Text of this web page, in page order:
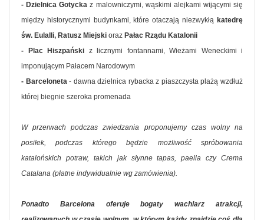
- Dzielnica Gotyckaz malowniczymi, wąskimi alejkami wijącymi się
między historycznymi budynkami, które otaczają niezwykłą katedrę
św. Eulalli, Ratusz Miejski oraz Pałac Rządu Katalonii
- Plac Hiszpański z licznymi fontannami, Wieżami Weneckimi i
imponującym Pałacem Narodowym
- Barceloneta- dawna dzielnica rybacka z piaszczysta plażą wzdłuż
której biegnie szeroka promenada
W przerwach podczas zwiedzania proponujemy czas wolny na
posiłek, podczas którego będzie możliwość spróbowania
katalońskich potraw, takich jak słynne tapas, paella czy Crema
Catalana (płatne indywidualnie wg zamówienia).
Ponadto Barcelona oferuje bogaty wachlarz atrakcji,